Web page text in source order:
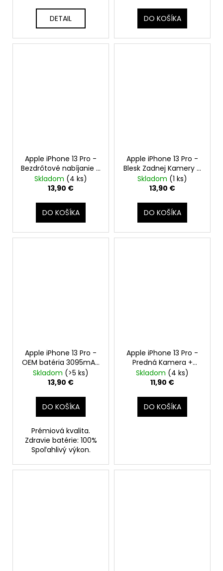
DETAIL DO KOŠÍKA
Apple iPhone 13 Pro -
Bezdrôtové nabíjanie +
NFC + Flex Kábel
Tlačidiel Hlasitosti +
+ Tichý režim +
MagSafe
Skladom (4 ks)
13,90 €
DO KOŠÍKA
Apple iPhone 13 Pro -
Blesk Zadnej Kamery +
Flex Kábel
Skladom (1 ks)
13,90 €
DO KOŠÍKA
Apple iPhone 13 Pro -
OEM batéria 3095mAh
- SmartPremium
Skladom (>5 ks)
13,90 €
DO KOŠÍKA
Prémiová kvalita.
Zdravie batérie: 100%
Spoľahlivý výkon.
Apple iPhone 13 Pro -
Predná Kamera +
Proximity Senzor +
Light Senzor + Face ID
Skladom (4 ks)
11,90 €
DO KOŠÍKA